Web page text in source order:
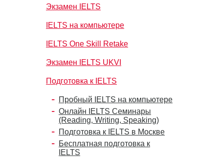
Экзамен IELTS
IELTS на компьютере
IELTS One Skill Retake
Экзамен IELTS UKVI
Подготовка к IELTS
Пробный IELTS на компьютере
Онлайн IELTS Семинары
(Reading, Writing, Speaking)
Подготовка к IELTS в Москве
Бесплатная подготовка к
IELTS